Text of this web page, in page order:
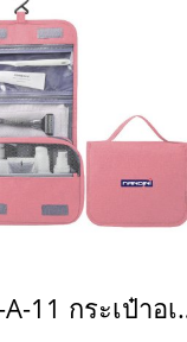
BAG-A-